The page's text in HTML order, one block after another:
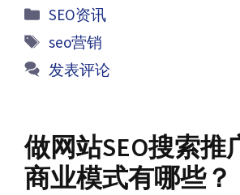
分
SEO资讯
标
签
seo营销
发表评论
做网站SEO搜索推
商业模式有哪些？